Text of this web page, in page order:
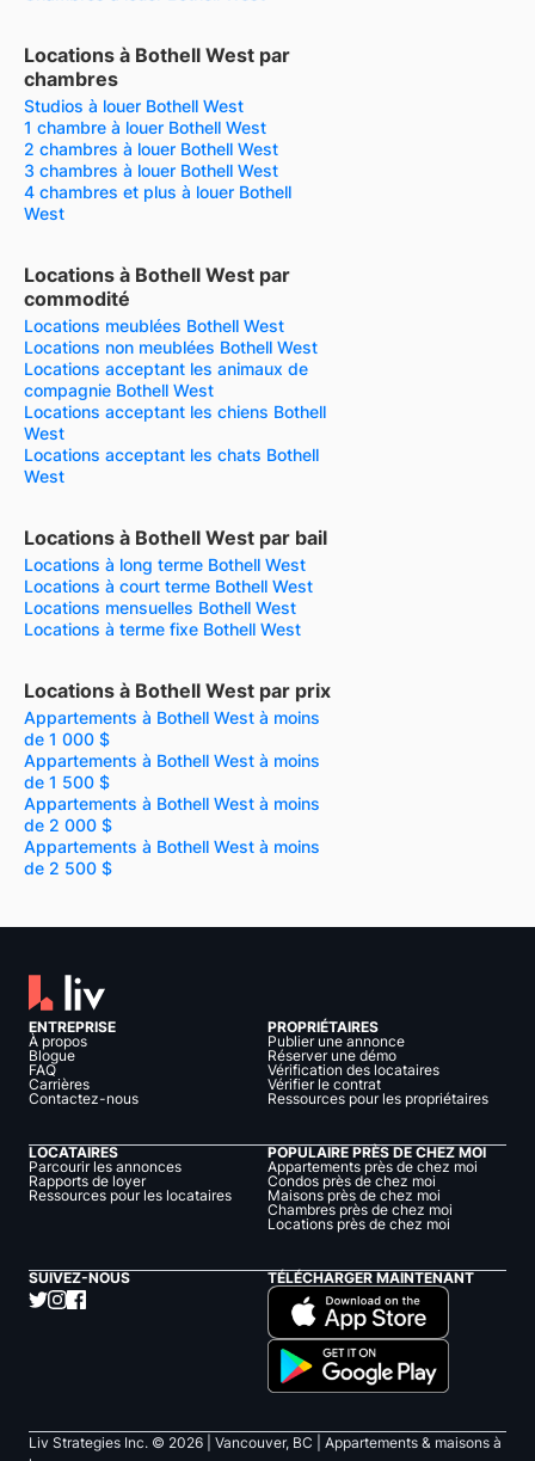
Locations à Bothell West par
chambres
Studios à louer Bothell West
1 chambre à louer Bothell West
2 chambres à louer Bothell West
3 chambres à louer Bothell West
4 chambres et plus à louer Bothell
West
Locations à Bothell West par
commodité
Locations meublées Bothell West
Locations non meublées Bothell West
Locations acceptant les animaux de
compagnie Bothell West
Locations acceptant les chiens Bothell
West
Locations acceptant les chats Bothell
West
Locations à Bothell West par bail
Locations à long terme Bothell West
Locations à court terme Bothell West
Locations mensuelles Bothell West
Locations à terme fixe Bothell West
Locations à Bothell West par prix
Appartements à Bothell West à moins
de 1 000 $
Appartements à Bothell West à moins
de 1 500 $
Appartements à Bothell West à moins
de 2 000 $
Appartements à Bothell West à moins
de 2 500 $
ENTREPRISE
À propos
Blogue
FAQ
Carrières
Contactez-nous
PROPRIÉTAIRES
Publier une annonce
Réserver une démo
Vérification des locataires
Vérifier le contrat
Ressources pour les propriétaires
LOCATAIRES
Parcourir les annonces
Rapports de loyer
Ressources pour les locataires
POPULAIRE PRÈS DE CHEZ MOI
Appartements près de chez moi
Condos près de chez moi
Maisons près de chez moi
Chambres près de chez moi
Locations près de chez moi
SUIVEZ-NOUS TÉLÉCHARGER MAINTENANT
Liv Strategies Inc. © 2026 | Vancouver, BC |
Appartements & maisons à